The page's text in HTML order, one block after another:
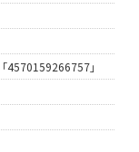
」